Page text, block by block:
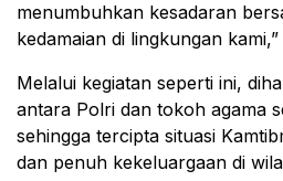
menumbuhkan kesadaran
kedamaian di lingkungan
Melalui kegiatan seperti ini,
antara Polri dan tokoh agama
sehingga tercipta situasi
dan penuh kekeluargaan di